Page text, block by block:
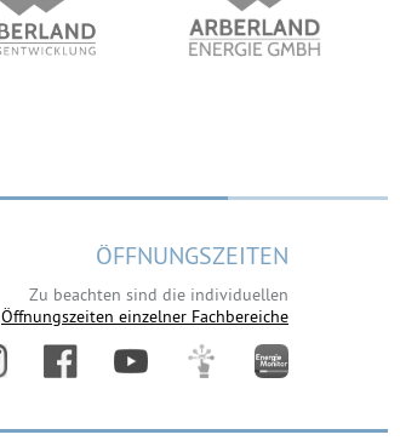
ÖFFNUNGSZEITEN
Zu beachten sind die individuellen
Öffnungszeiten einzelner Fachbereiche